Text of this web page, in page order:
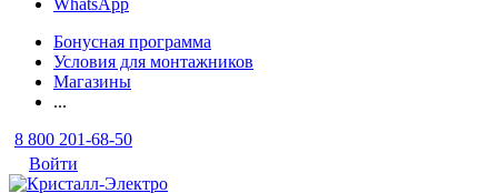
WhatsApp
Бонусная программа
Условия для монтажников
Магазины
...
8 800 201-68-50
Войти